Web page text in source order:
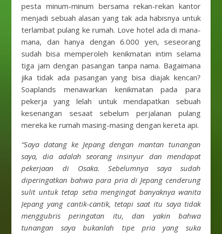
pesta minum-minum bersama rekan-rekan kantor
menjadi sebuah alasan yang tak ada habisnya untuk
terlambat pulang ke rumah. Love hotel ada di mana-
mana, dan hanya dengan 6.000 yen, seseorang
sudah bisa memperoleh kenikmatan intim selama
tiga jam dengan pasangan tanpa nama. Bagaimana
jika tidak ada pasangan yang bisa diajak kencan?
Soaplands menawarkan kenikmatan pada para
pekerja yang lelah untuk mendapatkan sebuah
kesenangan sesaat sebelum perjalanan pulang
mereka ke rumah masing-masing dengan kereta api.
“Saya datang ke Jepang dengan mantan tunangan
saya, dia adalah seorang insinyur dan mendapat
pekerjaan di Osaka. Sebelumnya saya sudah
diperingatkan bahwa para pria di Jepang cenderung
sulit untuk tetap setia mengingat banyaknya wanita
Jepang yang cantik-cantik, tetapi saat itu saya tidak
menggubris peringatan itu, dan yakin bahwa
tunangan saya bukanlah tipe pria yang suka